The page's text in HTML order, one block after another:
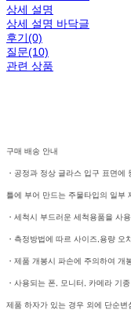
상세 설명
상세 설명 바닥글
후기(0)
질문(10)
관련 상품
구매 배송 안내
・공정과 정상 글라스 입구 표면에
틀에 부어 만드는 주물타입의 일부
・세척시 부드러운 세척용품을 사
・측정방법에 따르 사이즈,용량 오
・제품 개봉시 파손에 주의하여 개
・사용되는 폰, 모니터, 카메라 기
제품 하자가 있는 경우 외에 단순